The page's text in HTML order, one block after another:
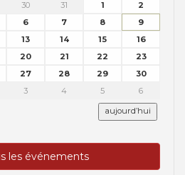
30 31 1
2
6 7 8
9
13 14 15
16
20 21 22
23
27 28 29
30
3 4 5 6
aujourd’hui
les événements